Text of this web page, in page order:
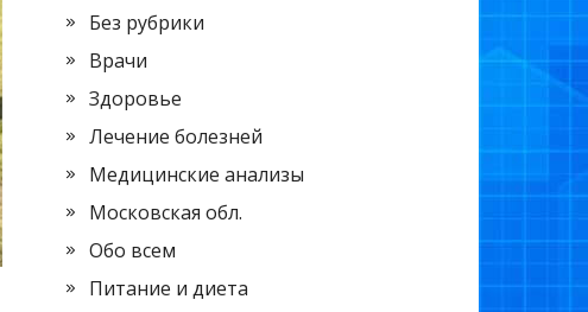
Без рубрики
Врачи
Здоровье
Лечение болезней
Медицинские анализы
Московская обл.
Обо всем
Питание и диета